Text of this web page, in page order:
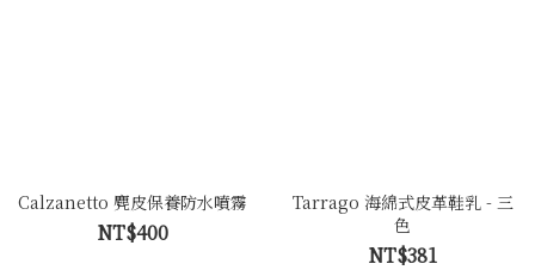
Calzanetto 麂皮保養防水噴霧
NT$400
Tarrago 海綿式皮革鞋乳 - 三
色
NT$381